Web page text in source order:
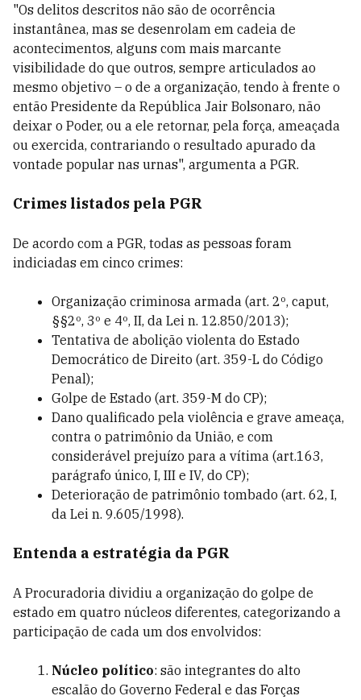
"Os delitos descritos não são de ocorrência
instantânea, mas se desenrolam em cadeia de
acontecimentos, alguns com mais marcante
visibilidade do que outros, sempre articulados ao
mesmo objetivo – o de a organização, tendo à frente o
então Presidente da República Jair Bolsonaro, não
deixar o Poder, ou a ele retornar, pela força, ameaçada
ou exercida, contrariando o resultado apurado da
vontade popular nas urnas", argumenta a PGR.
Crimes listados pela PGR
De acordo com a PGR, todas as pessoas foram
indiciadas em cinco crimes:
Organização criminosa armada (art. 2º, caput,
§§2º, 3º e 4º, II, da Lei n. 12.850/2013);
Tentativa de abolição violenta do Estado
Democrático de Direito (art. 359-L do Código
Penal);
Golpe de Estado (art. 359-M do CP);
Dano qualificado pela violência e grave ameaça,
contra o patrimônio da União, e com
considerável prejuízo para a vítima (art.163,
parágrafo único, I, III e IV, do CP);
Deterioração de patrimônio tombado (art. 62, I,
da Lei n. 9.605/1998).
Entenda a estratégia da PGR
A Procuradoria dividiu a organização do golpe de
estado em quatro núcleos diferentes, categorizando a
participação de cada um dos envolvidos:
Núcleo político: são integrantes do alto
escalão do Governo Federal e das Forças